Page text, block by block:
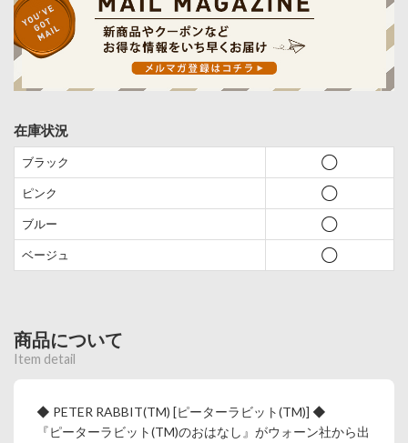
在庫状況
ブラック ◯
ピンク ◯
ブルー ◯
ベージュ ◯
商品について
Item detail
◆ PETER RABBIT(TM) [ピーターラビット(TM)] ◆
『ピーターラビット(TM)のおはなし』がウォーン社から出